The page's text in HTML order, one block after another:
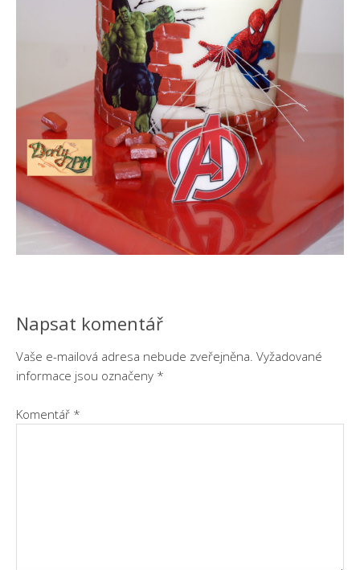
Napsat komentář
Vaše e-mailová adresa nebude zveřejněna. Vyžadované
informace jsou označeny *
Komentář *